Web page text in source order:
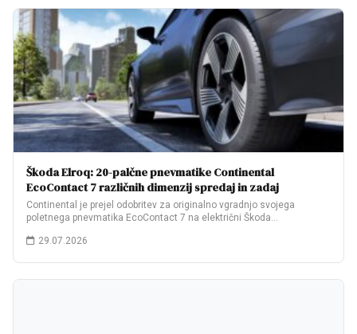
Škoda Elroq: 20-palčne pnevmatike Continental
EcoContact 7 različnih dimenzij spredaj in zadaj
Continental je prejel odobritev za originalno vgradnjo svojega
poletnega pnevmatika EcoContact 7 na električni Škoda…
29.07.2026